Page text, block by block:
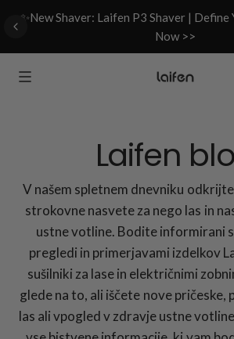
✨New Shaver: Laifen P3 Shaver | Define
Now >>
Laifen
V našem spletnem dnevniku
strokovne nasvete za nego las in
ustne votline. Bodite informirani
pregledi in primerjavami izdelkov
sušilniki za lase in električnimi
glede na to, ali iščete nove pričeske,
las ali vpogled v zdravje ustne